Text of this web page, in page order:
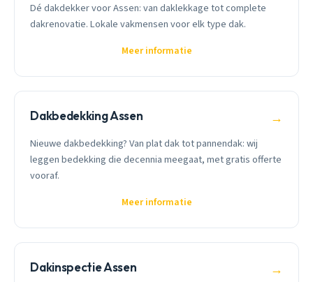
Dé dakdekker voor Assen: van daklekkage tot complete
dakrenovatie. Lokale vakmensen voor elk type dak.
Meer informatie
Dakbedekking Assen →
Nieuwe dakbedekking? Van plat dak tot pannendak: wij
leggen bedekking die decennia meegaat, met gratis offerte
vooraf.
Meer informatie
Dakinspectie Assen →